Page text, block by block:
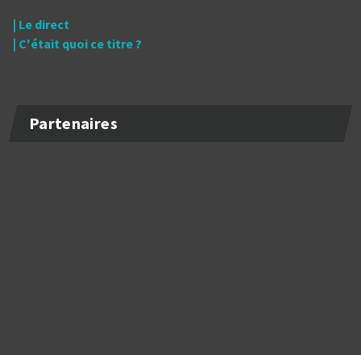
| Le direct
| C'était quoi ce titre ?
Partenaires